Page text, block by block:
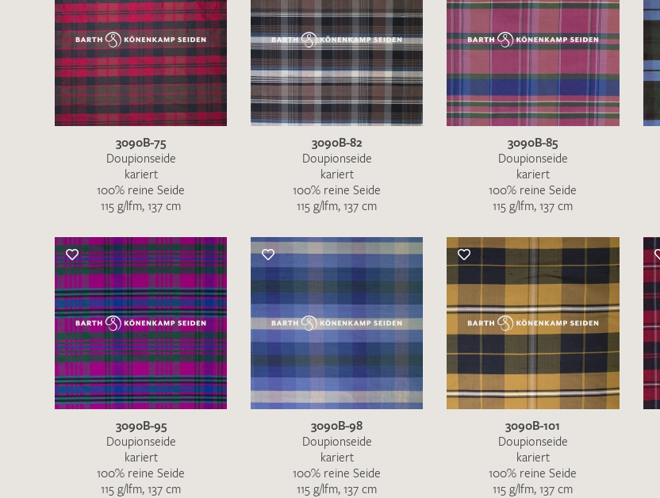
Ich bin damit einverstanden, dass meine
genutzt werden. Die
Datenschutzbestimmungen
3090B-75
Doupionseide
kariert
100% reine Seide
115 g/lfm, 137 cm
3090B-82
Doupionseide
kariert
100% reine Seide
115 g/lfm, 137 cm
3090B-85
Doupionseide
kariert
100% reine Seide
115 g/lfm, 137 cm
3090B-95
Doupionseide
kariert
100% reine Seide
115 g/lfm, 137 cm
3090B-98
Doupionseide
kariert
100% reine Seide
115 g/lfm, 137 cm
3090B-101
Doupionseide
kariert
100% reine Seide
115 g/lfm, 137 cm